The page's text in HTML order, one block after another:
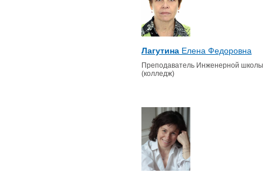
Лагутина Елена Федоровна
Преподаватель Инженерной
(колледж)